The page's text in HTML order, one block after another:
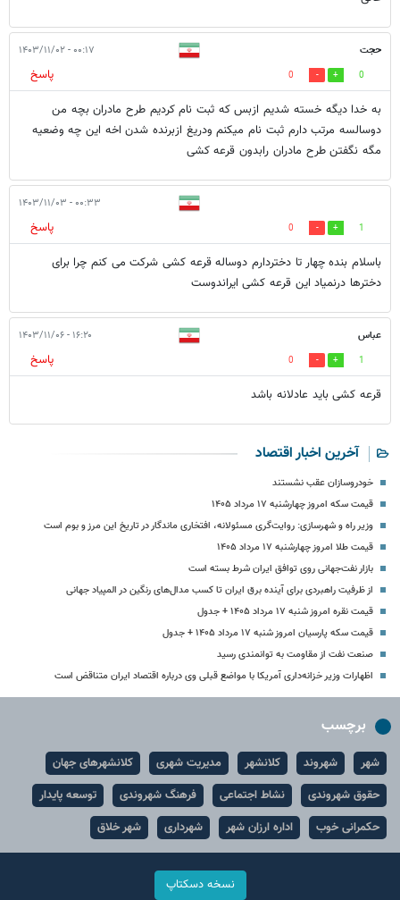
حجت ۰۰:۱۷ - ۱۴۰۳/۱۱/۰۲
0
0
پاسخ
به خدا دیگه خسته شدیم ازبس که ثبت نام کردیم طرح مادران بچه من
دوسالسه مرتب دارم ثبت نام میکنم ودریغ ازبرنده شدن اخه این چه وضعیه
مگه نگفتن طرح مادران رابدون قرعه کشی
۰۰:۳۳ - ۱۴۰۳/۱۱/۰۳
1
0
پاسخ
باسلام بنده چهار تا دختردارم دوساله قرعه کشی شرکت می کنم چرا برای
دخترها درنمیاد این قرعه کشی ایراندوست
عباس ۱۶:۲۰ - ۱۴۰۳/۱۱/۰۶
1
0
پاسخ
قرعه کشی باید عادلانه باشد
آخرین اخبار اقتصاد
خودروسازان عقب نشستند
قیمت سکه امروز چهارشنبه ۱۷ مرداد ۱۴۰۵
وزیر راه و شهرسازی: روایت‌گری مسئولانه، افتخاری ماندگار در تاریخ این مرز و بوم است
قیمت طلا امروز چهارشنبه ۱۷ مرداد ۱۴۰۵
بازار نفت‌جهانی روی توافق ایران شرط بسته است
از ظرفیت راهبردی برای آینده برق ایران تا کسب مدال‌های رنگین در المپیاد جهانی
قیمت نقره امروز شنبه ۱۷ مرداد ۱۴۰۵ + جدول
قیمت سکه پارسیان امروز شنبه ۱۷ مرداد ۱۴۰۵ + جدول
صنعت نفت از مقاومت به توانمندی رسید
اظهارات وزیر خزانه‌داری آمریکا با مواضع قبلی وی درباره اقتصاد ایران متناقض است
برچسب
شهر شهروند کلانشهر مدیریت شهری
کلانشهرهای جهان
حقوق شهروندی
نشاط اجتماعی فرهنگ شهروندی
توسعه پایدار
حکمرانی خوب
اداره ارزان شهر شهرداری شهر خلاق
نسخه دسکتاپ